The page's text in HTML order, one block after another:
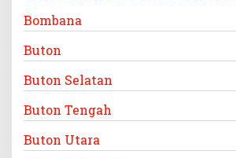
A
Bombana
Buton
Buton Selatan
Buton Tengah
Buton Utara